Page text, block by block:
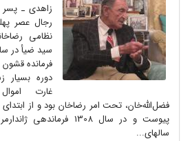
زاهدی ـ پسر و
رجال عصر
نظامی
فرمانده قشون
دوره بسیار
غارت
فضل‌الله‌خان‌، تحت امر رضاخان بود و از ابتدای
پیوست و در سال 1308
سالهای...